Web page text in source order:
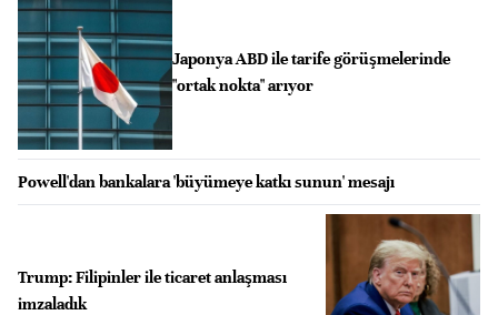
Japonya ABD ile tarife görüşmelerinde
"ortak nokta" arıyor
Powell'dan bankalara 'büyümeye katkı sunun' mesajı
Trump: Filipinler ile ticaret anlaşması
imzaladık